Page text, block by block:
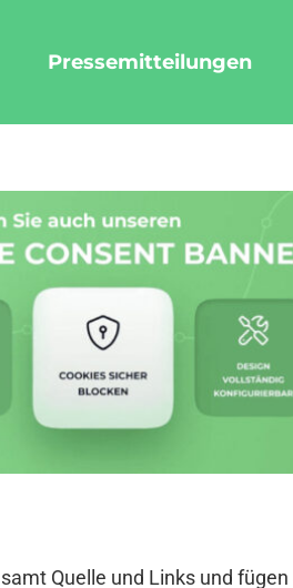
Pressemitteilungen
samt Quelle und Links und